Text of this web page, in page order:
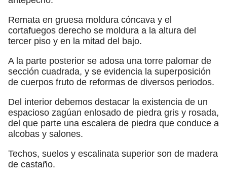
Remata en gruesa moldura cóncava y el
cortafuegos derecho se moldura a la altura del
tercer piso y en la mitad del bajo.
A la parte posterior se adosa una torre palomar de
sección cuadrada, y se evidencia la superposición
de cuerpos fruto de reformas de diversos periodos.
Del interior debemos destacar la existencia de un
espacioso zagúan enlosado de piedra gris y rosada,
del que parte una escalera de piedra que conduce a
alcobas y salones.
Techos, suelos y escalinata superior son de madera
de castaño.